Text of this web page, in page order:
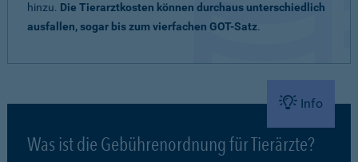
hinzu. Die Tierarztkosten können durchaus unterschiedlich
ausfallen, sogar bis zum vierfachen GOT-Satz.
Info
Was ist die Gebührenordnung für Tierärzte?